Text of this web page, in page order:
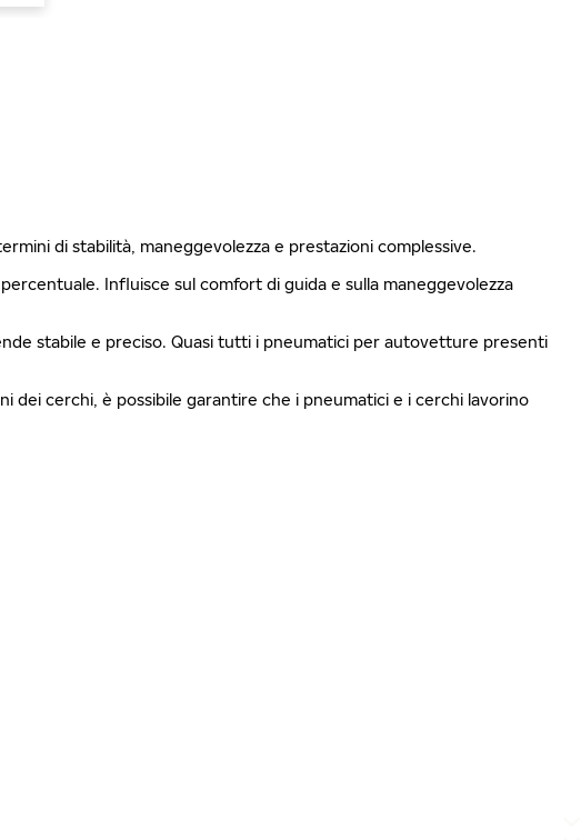
di stabilità, maneggevolezza e prestazioni complessive.
Influisce sul comfort di guida e sulla maneggevolezza
stabile e preciso. Quasi tutti i pneumatici per autovetture presenti
dei cerchi, è possibile garantire che i pneumatici e i cerchi lavorino